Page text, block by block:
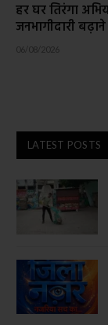
हर घर तिरंगा
जनभागीदारी
06/08/2026
LATEST POSTS